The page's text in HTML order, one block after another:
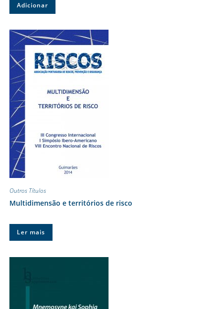
Adicionar
Outros Títulos
Multidimensão e territórios de risco
Ler mais